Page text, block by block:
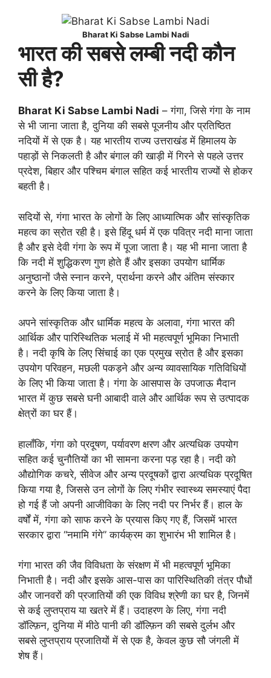
Bharat Ki Sabse Lambi Nadi
भारत की सबसे लम्बी नदी कौन
सी है?
Bharat Ki Sabse Lambi Nadi – गंगा, जिसे गंगा के नाम
से भी जाना जाता है, दुनिया की सबसे पूजनीय और प्रतिष्ठित
नदियों में से एक है। यह भारतीय राज्य उत्तराखंड में हिमालय के
पहाड़ों से निकलती है और बंगाल की खाड़ी में गिरने से पहले उत्तर
प्रदेश, बिहार और पश्चिम बंगाल सहित कई भारतीय राज्यों से होकर
बहती है।
सदियों से, गंगा भारत के लोगों के लिए आध्यात्मिक और सांस्कृतिक
महत्व का स्रोत रही है। इसे हिंदू धर्म में एक पवित्र नदी माना जाता
है और इसे देवी गंगा के रूप में पूजा जाता है। यह भी माना जाता है
कि नदी में शुद्धिकरण गुण होते हैं और इसका उपयोग धार्मिक
अनुष्ठानों जैसे स्नान करने, प्रार्थना करने और अंतिम संस्कार
करने के लिए किया जाता है।
अपने सांस्कृतिक और धार्मिक महत्व के अलावा, गंगा भारत की
आर्थिक और पारिस्थितिक भलाई में भी महत्वपूर्ण भूमिका निभाती
है। नदी कृषि के लिए सिंचाई का एक प्रमुख स्रोत है और इसका
उपयोग परिवहन, मछली पकड़ने और अन्य व्यावसायिक गतिविधियों
के लिए भी किया जाता है। गंगा के आसपास के उपजाऊ मैदान
भारत में कुछ सबसे घनी आबादी वाले और आर्थिक रूप से उत्पादक
क्षेत्रों का घर हैं।
हालाँकि, गंगा को प्रदूषण, पर्यावरण क्षरण और अत्यधिक उपयोग
सहित कई चुनौतियों का भी सामना करना पड़ रहा है। नदी को
औद्योगिक कचरे, सीवेज और अन्य प्रदूषकों द्वारा अत्यधिक प्रदूषित
किया गया है, जिससे उन लोगों के लिए गंभीर स्वास्थ्य समस्याएं पैदा
हो गई हैं जो अपनी आजीविका के लिए नदी पर निर्भर हैं। हाल के
वर्षों में, गंगा को साफ करने के प्रयास किए गए हैं, जिसमें भारत
सरकार द्वारा “नमामि गंगे” कार्यक्रम का शुभारंभ भी शामिल है।
गंगा भारत की जैव विविधता के संरक्षण में भी महत्वपूर्ण भूमिका
निभाती है। नदी और इसके आस-पास का पारिस्थितिकी तंत्र पौधों
और जानवरों की प्रजातियों की एक विविध श्रेणी का घर है, जिनमें
से कई लुप्तप्राय या खतरे में हैं। उदाहरण के लिए, गंगा नदी
डॉल्फ़िन, दुनिया में मीठे पानी की डॉल्फ़िन की सबसे दुर्लभ और
सबसे लुप्तप्राय प्रजातियों में से एक है, केवल कुछ सौ जंगली में
शेष हैं।